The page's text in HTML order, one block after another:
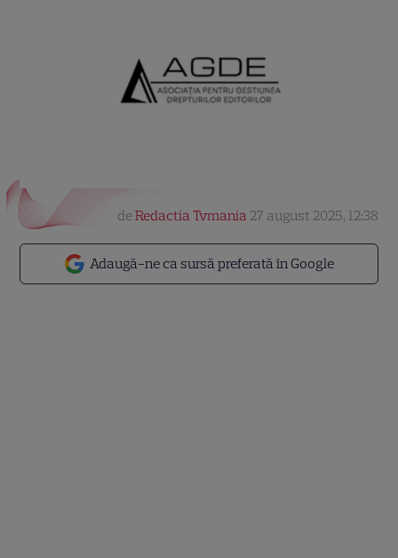
Adaugă-ne ca sursă preferată în Google
deRedactia Tvmania 27 august 2025, 12:38